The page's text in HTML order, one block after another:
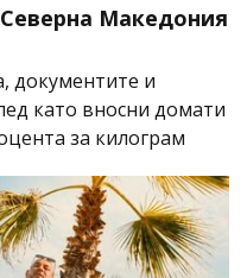
Македония
документите и
като вносни домати
за килограм